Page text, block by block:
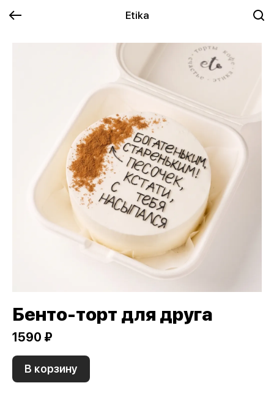
Etika
Бенто-торт для друга
1590 ₽
В корзину